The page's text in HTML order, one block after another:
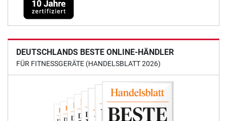
DEUTSCHLANDS BESTE ONLINE-HÄNDLER
FÜR FITNESSGERÄTE (HANDELSBLATT 2026)